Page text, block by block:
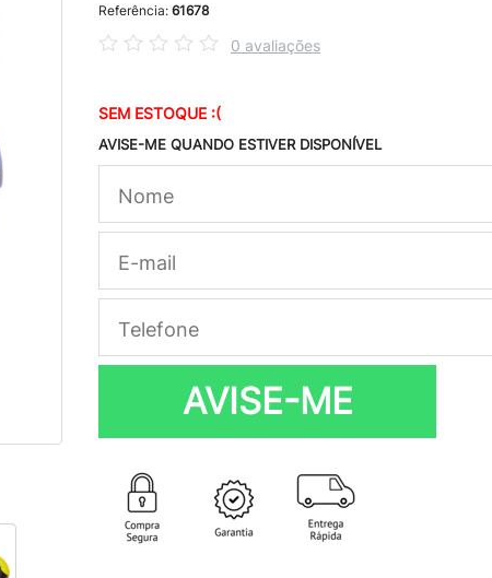
Referência: 61678
0 avaliações
SEM ESTOQUE :(
AVISE-ME QUANDO ESTIVER DISPONÍVEL
AVISE-ME